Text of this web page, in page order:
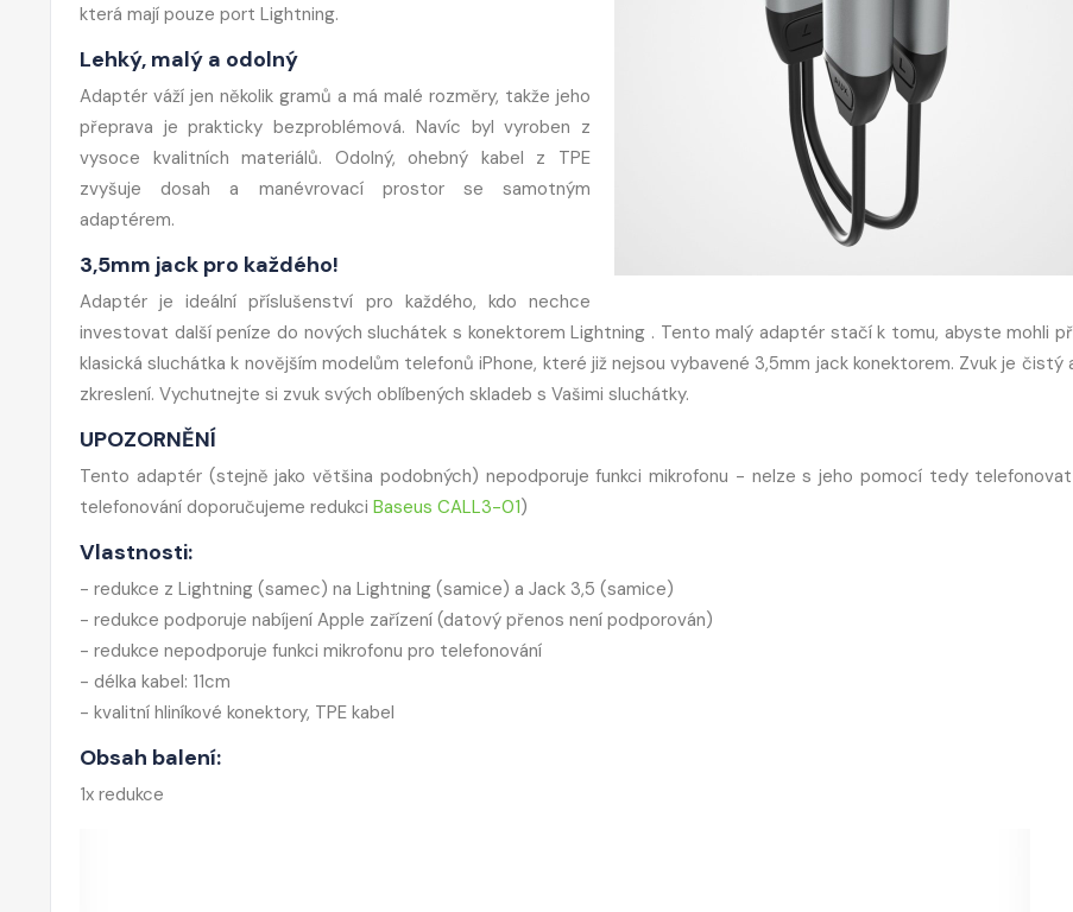
která mají pouze port Lightning.
Lehký, malý a odolný
Adaptér váží jen několik gramů a má malé rozměry, takže jeho
přeprava je prakticky bezproblémová. Navíc byl vyroben z
vysoce kvalitních materiálů. Odolný, ohebný kabel z TPE
zvyšuje dosah a manévrovací prostor se samotným
adaptérem.
3,5mm jack pro každého!
Adaptér je ideální příslušenství pro každého, kdo nechce
investovat další peníze do nových sluchátek s konektorem Lightning . Tento malý adaptér stačí k tomu, abyste mohli
klasická sluchátka k novějším modelům telefonů iPhone, které již nejsou vybavené 3,5mm jack konektorem. Zvuk je čistý
zkreslení. Vychutnejte si zvuk svých oblíbených skladeb s Vašimi sluchátky.
UPOZORNĚNÍ
Tento adaptér (stejně jako většina podobných) nepodporuje funkci mikrofonu - nelze s jeho pomocí tedy telefonovat
telefonování doporučujeme redukci Baseus CALL3-01)
Vlastnosti:
- redukce z Lightning (samec) na Lightning (samice) a Jack 3,5 (samice)
- redukce podporuje nabíjení Apple zařízení (datový přenos není podporován)
- redukce nepodporuje funkci mikrofonu pro telefonování
- délka kabel: 11cm
- kvalitní hliníkové konektory, TPE kabel
Obsah balení:
1x redukce